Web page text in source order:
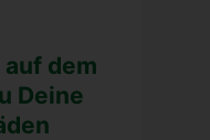
dem
Dei­ne